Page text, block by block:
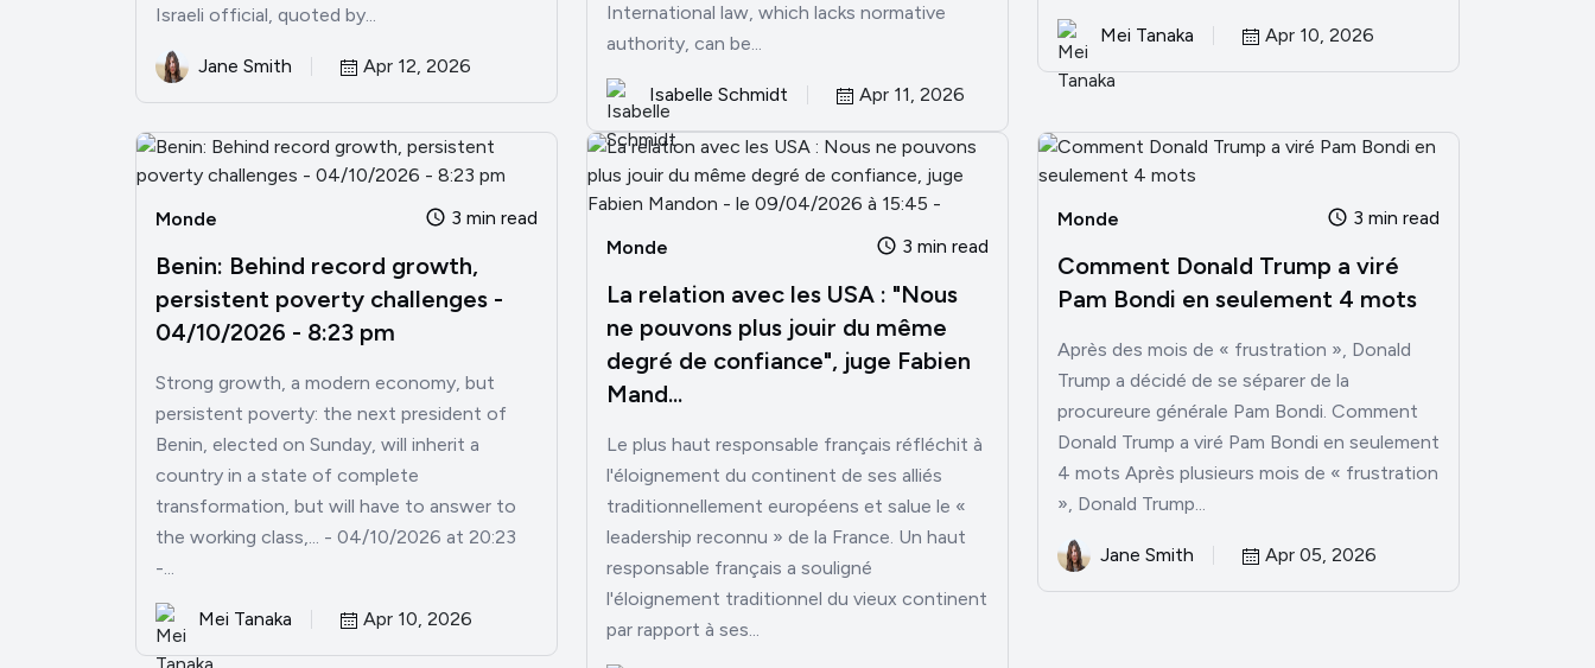
Israeli official, quoted by...
Jane Smith Apr 12, 2026
International law, which lacks normative
authority, can be...
Isabelle Schmidt Apr 11, 2026
Mei Tanaka Apr 10, 2026
Monde 3 min read
Benin: Behind record growth,
persistent poverty challenges -
04/10/2026 - 8:23 pm
Strong growth, a modern economy, but
persistent poverty: the next president of
Benin, elected on Sunday, will inherit a
country in a state of complete
transformation, but will have to answer to
the working class,... - 04/10/2026 at 20:23
-...
Mei Tanaka Apr 10, 2026
Monde 3 min read
La relation avec les USA : "Nous
ne pouvons plus jouir du même
degré de confiance", juge Fabien
Mand...
Le plus haut responsable français réfléchit à
l'éloignement du continent de ses alliés
traditionnellement européens et salue le «
leadership reconnu » de la France. Un haut
responsable français a souligné
l'éloignement traditionnel du vieux continent
par rapport à ses...
Monde 3 min read
Comment Donald Trump a viré
Pam Bondi en seulement 4 mots
Après des mois de « frustration », Donald
Trump a décidé de se séparer de la
procureure générale Pam Bondi. Comment
Donald Trump a viré Pam Bondi en seulement
4 mots Après plusieurs mois de « frustration
», Donald Trump...
Jane Smith Apr 05, 2026